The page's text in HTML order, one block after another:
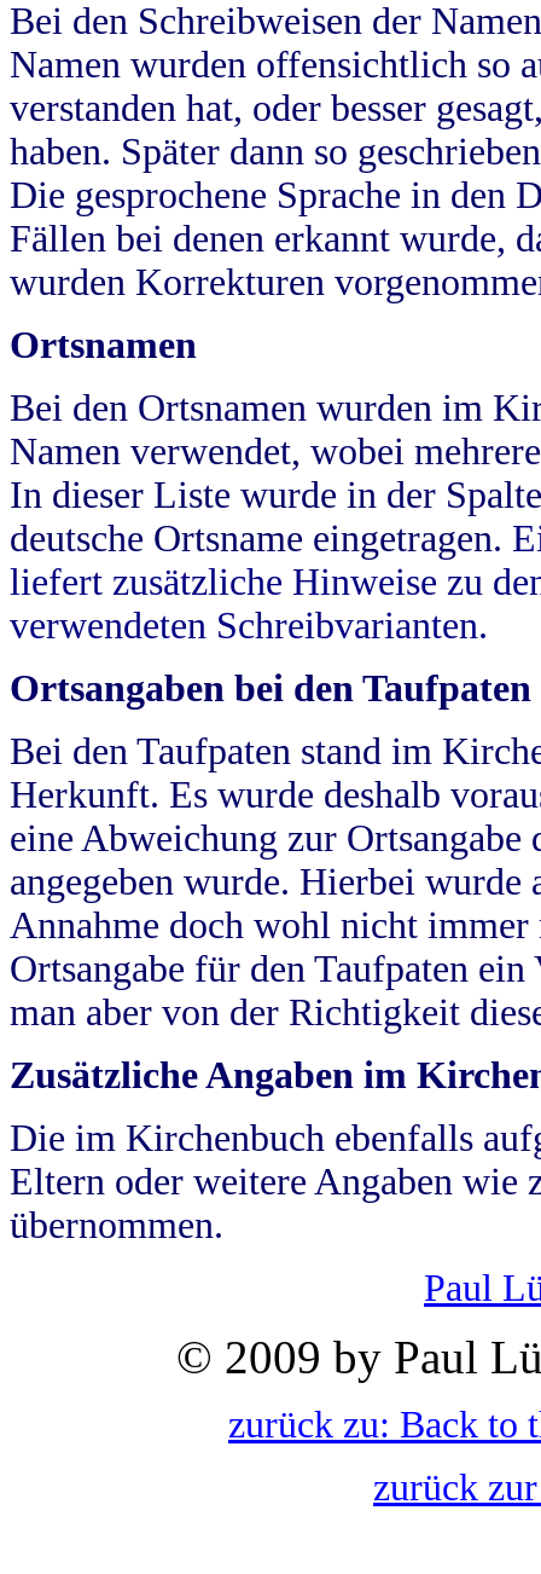
Bei den Schreibweisen der
Namen wurden offensichtlich so
verstanden hat, oder besser
haben. Später dann so
Die gesprochene Sprache in
Fällen bei denen erkannt wurde,
wurden Korrekturen
Ortsnamen
Bei den Ortsnamen wurden im
Namen verwendet, wobei
In dieser Liste wurde in der
deutsche Ortsname eingetragen.
liefert zusätzliche Hinweise zu
verwendeten Schreibvarianten.
Ortsangaben bei den Taufpaten
Bei den Taufpaten stand im
Herkunft. Es wurde deshalb
eine Abweichung zur
angegeben wurde. Hierbei wurde
Annahme doch wohl nicht
Ortsangabe für den Taufpaten
man aber von der Richtigkeit
Zusätzliche Angaben im
Die im Kirchenbuch ebenfalls
Eltern oder weitere Angaben wie
übernommen.
Paul
© 2009 by Paul
zurück zu: Back to
zurück